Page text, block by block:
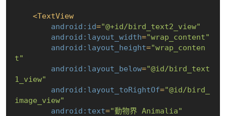
<TextView
android:id="@+id/bird_text2_view"
android:layout_width="wrap_content"
android:layout_height="wrap_conten
t"
android:layout_below="@id/bird_text
1_view"
android:layout_toRightOf="@id/bird_
image_view"
android:text="動物界 Animalia"